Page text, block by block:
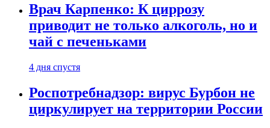
Врач Карпенко: К циррозу
приводит не только алкоголь, но и
чай с печеньками
4 дня спустя
Роспотребнадзор: вирус Бурбон не
циркулирует на территории России